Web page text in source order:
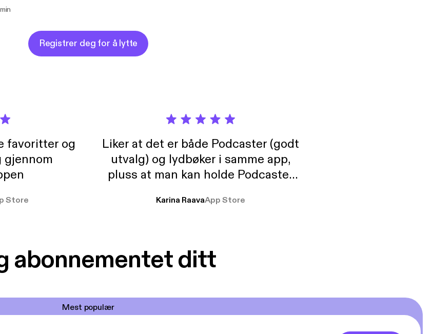
Registrer deg for å lytte
favoritter og
gjennom
Store
Liker at det er både Podcaster (godt
utvalg) og lydbøker i samme app,
pluss at man kan holde Podcaster
Karina RaavaApp Store
abonnementet ditt
Mest populær